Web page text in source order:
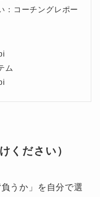
：コーチングレポー
ム
ください）
うか」を自分で選